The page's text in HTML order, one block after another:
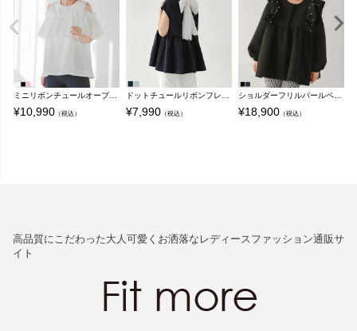
ミニリボンチュールオープンショルダーブラウス【宅配便】
¥10,990 （税込）
ドットチュールリボンフレンチスリーブカットソー【宅配便】
¥7,990 （税込）
ショルダーフリルパールペプラムコート【宅配便】
¥18,900 （税込）
高品質にこだわった大人可愛くお洒落なレディースファッション通販サ
イト